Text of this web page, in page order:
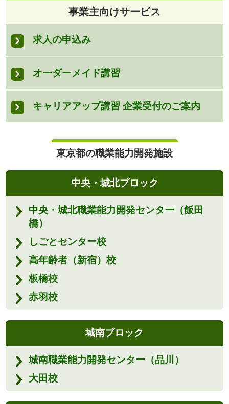
事業主向けサービス
求人の申込み
オーダーメイド講習
キャリアアップ講習 企業受付のご案内
東京都の職業能力開発施設
中央・城北ブロック
中央・城北職業能力開発センター（飯田
橋）
しごとセンター校
高年齢者（新宿）校
板橋校
赤羽校
城南ブロック
城南職業能力開発センター（品川）
大田校